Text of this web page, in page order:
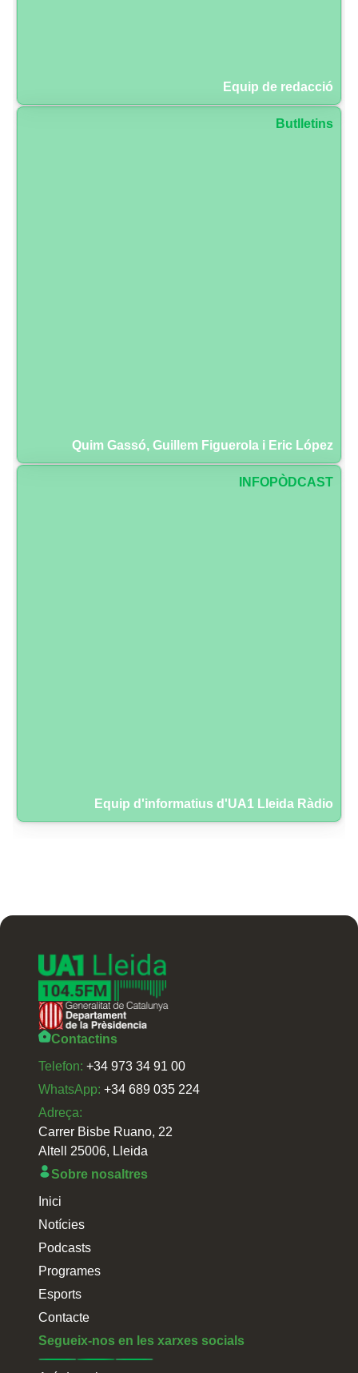
Equip de redacció
Butlletins
Quim Gassó, Guillem Figuerola i Eric López
INFOPÒDCAST
Equip d'informatius d'UA1 Lleida Ràdio
Contactins
Telefon: +34 973 34 91 00
WhatsApp: +34 689 035 224
Adreça:
Carrer Bisbe Ruano, 22
Altell 25006, Lleida
Sobre nosaltres
Inici
Notícies
Podcasts
Programes
Esports
Contacte
Segueix-nos en les xarxes socials